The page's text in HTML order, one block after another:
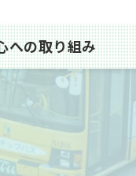
への取り組み